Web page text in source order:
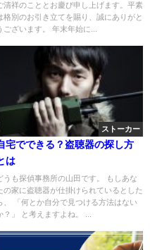
清祥のこととお慶び申し上げます。平素
格別のお引き立てを賜り、誠にありがと
ございます。 年末年始に...
ストーカー
宅でできる？盗聴器の探し方
は
うも探偵事務所の山田です。 もしあな
の家に盗聴器が仕掛けられているとした
、 「何とか自分で見つける方法はない
？」 と考えますよね。 ...